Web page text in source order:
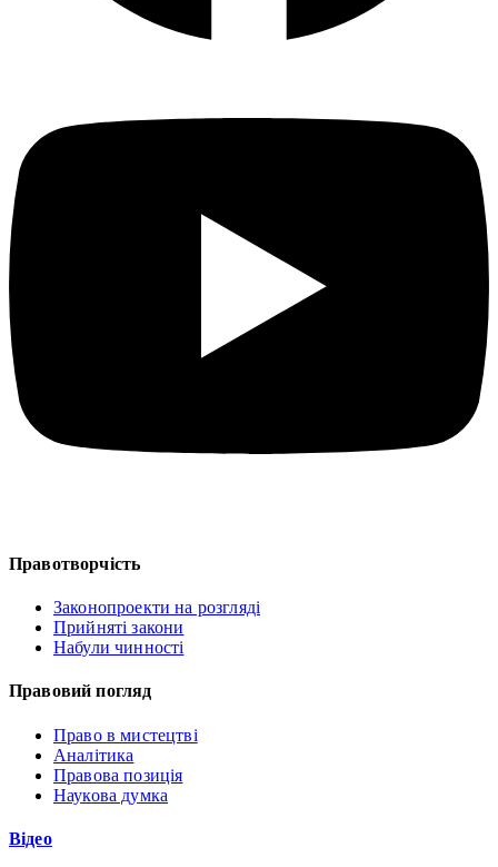
Правотворчість
Законопроекти на розгляді
Прийняті закони
Набули чинності
Правовий погляд
Право в мистецтві
Аналітика
Правова позиція
Наукова думка
Відео